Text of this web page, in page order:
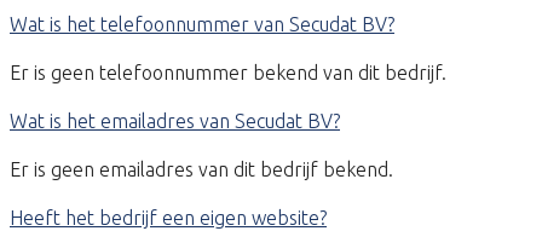
Wat is het telefoonnummer van Secudat BV?
Er is geen telefoonnummer bekend van dit bedrijf.
Wat is het emailadres van Secudat BV?
Er is geen emailadres van dit bedrijf bekend.
Heeft het bedrijf een eigen website?